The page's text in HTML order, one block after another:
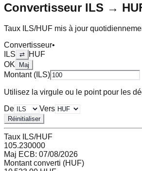
Convertisseur ILS →
Taux ILS/HUF mis à jour
Convertisseur•
ILS ⇄
HUF
OK
Maj
Montant ( ILS)
Utilisez la virgule ou le point pour les
De
Vers
Réinitialiser
Taux ILS/HUF
105.230000
Maj ECB: 07/08/2026
Montant converti (HUF)